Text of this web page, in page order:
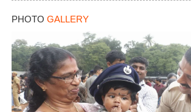
PHOTO GALLERY